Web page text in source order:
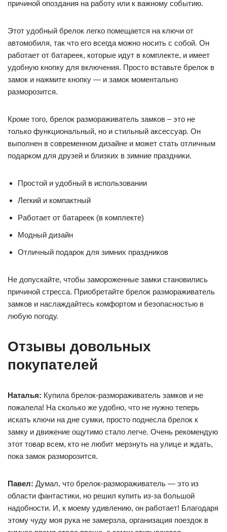
причиной опоздания на работу или к важному событию.
Этот удобный брелок легко помещается на ключи от
автомобиля, так что его всегда можно носить с собой. Он
работает от батареек, которые идут в комплекте, и имеет
удобную кнопку для включения. Просто вставьте брелок в
замок и нажмите кнопку — и замок моментально
разморозится.
Кроме того, брелок размораживатель замков – это не
только функциональный, но и стильный аксессуар. Он
выполнен в современном дизайне и может стать отличным
подарком для друзей и близких в зимние праздники.
Простой и удобный в использовании
Легкий и компактный
Работает от батареек (в комплекте)
Модный дизайн
Отличный подарок для зимних праздников
Не допускайте, чтобы замороженные замки становились
причиной стресса. Приобретайте брелок размораживатель
замков и наслаждайтесь комфортом и безопасностью в
любую погоду.
Отзывы довольных
покупателей
Наталья: Купила брелок-размораживатель замков и не
пожалела! На сколько же удобно, что не нужно теперь
искать ключи на дне сумки, просто поднесла брелок к
замку и движение ощутимо стало легче. Очень рекомендую
этот товар всем, кто не любит мерзнуть на улице и ждать,
пока замок разморозится.
Павел: Думал, что брелок-размораживатель — это из
области фантастики, но решил купить из-за большой
надобности. И, к моему удивлению, он работает! Благодаря
этому чуду моя рука не замерзла, организация поездок в